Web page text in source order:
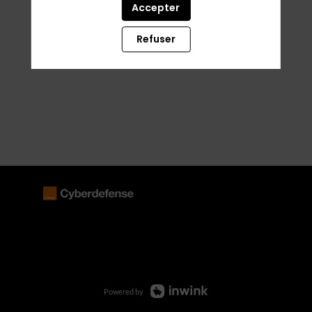
Powered by
Accepter
Refuser